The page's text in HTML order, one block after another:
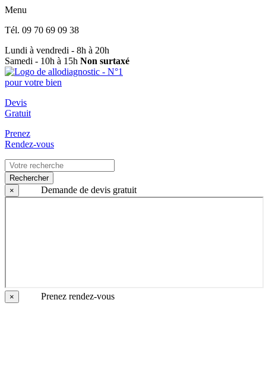
Menu
Tél. 09 70 69 09 38
Lundi à vendredi - 8h à 20h
Samedi - 10h à 15h Non surtaxé
Devis
Gratuit
Prenez
Rendez-vous
Rechercher
×
Demande de devis gratuit
× Prenez rendez-vous